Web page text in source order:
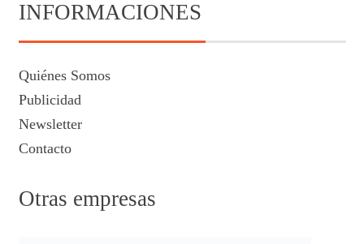
INFORMACIONES
Quiénes Somos
Publicidad
Newsletter
Contacto
Otras empresas